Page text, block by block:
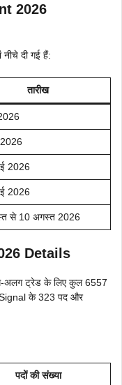
2026
नीचे दी गई हैं:
तारीख
2026
2026
से 10 अगस्त 2026
Details
अलग ट्रेड के लिए कुल 6557
Signal के 323 पद और
पदों की संख्या